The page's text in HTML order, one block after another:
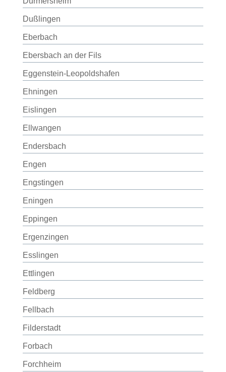
Dußlingen
Eberbach
Ebersbach an der Fils
Eggenstein-Leopoldshafen
Ehningen
Eislingen
Ellwangen
Endersbach
Engen
Engstingen
Eningen
Eppingen
Ergenzingen
Esslingen
Ettlingen
Feldberg
Fellbach
Filderstadt
Forbach
Forchheim